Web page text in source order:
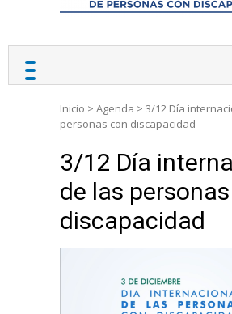
Inicio >Agenda >3/12 Día
personas con discapacidad
3/12 Día
de las
discapacidad